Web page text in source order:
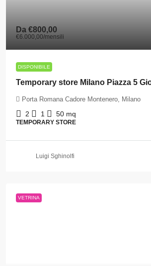
Da €800,00
€6.000,00/mensili
DISPONIBILE
Temporary store Milano Piazza 5
Porta Romana Cadore Montenero, Milano
2 1 50 mq
TEMPORARY STORE
Luigi Sghinolfi
VETRINA